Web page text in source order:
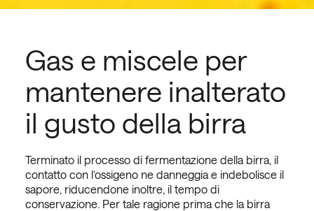
Gas e miscele per
mantenere inalterato
il gusto della birra
Terminato il processo di fermentazione della birra, il
contatto con l’ossigeno ne danneggia e indebolisce il
sapore, riducendone inoltre, il tempo di
conservazione. Per tale ragione prima che la birra